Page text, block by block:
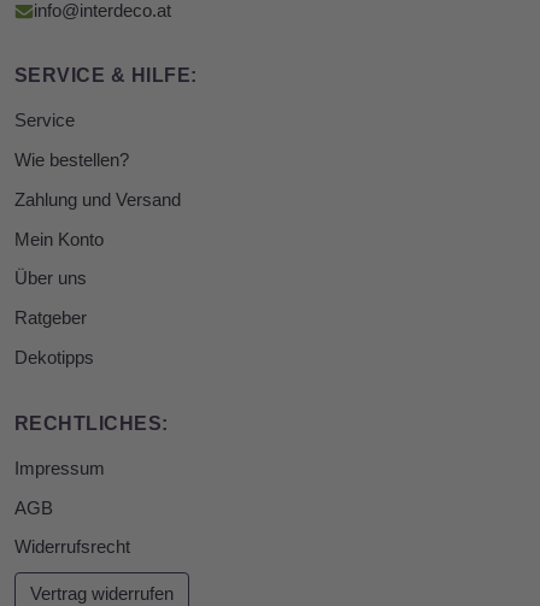
info@interdeco.at
SERVICE & HILFE:
Service
Wie bestellen?
Zahlung und Versand
Mein Konto
Über uns
Ratgeber
Dekotipps
RECHTLICHES:
Impressum
AGB
Widerrufsrecht
Vertrag widerrufen